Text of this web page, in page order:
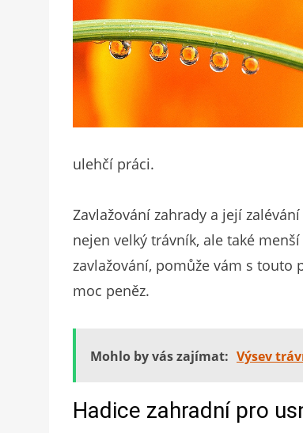
ulehčí práci.
Zavlažování zahrady a její
nejen velký trávník, ale také
zavlažování, pomůže vám s touto
moc peněz.
Mohlo by vás zajímat: Výsev
Hadice zahradní pro